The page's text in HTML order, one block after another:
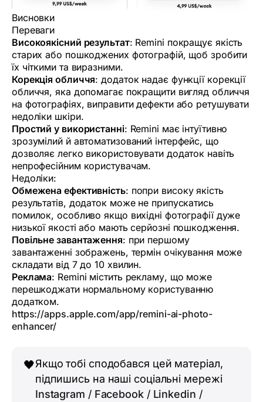
Висновки
Переваги
Високоякісний результат: Remini покращує якість
старих або пошкоджених фотографій, щоб зробити
їх чіткими та виразними.
Корекція обличчя: додаток надає функції корекції
обличчя, яка допомагає покращити вигляд обличчя
на фотографіях, виправити дефекти або ретушувати
недоліки шкіри.
Простий у використанні: Remini має інтуїтивно
зрозумілий й автоматизований інтерфейс, що
дозволяє легко використовувати додаток навіть
непрофесійним користувачам.
Недоліки:
Обмежена ефективність: попри високу якість
результатів, додаток може не припускатись
помилок, особливо якщо вихідні фотографії дуже
низької якості або мають серйозні пошкодження.
Повільне завантаження: при першому
завантаженні зображень, термін очікування може
складати від 7 до 10 хвилин.
Реклама: Remini містить рекламу, що може
перешкоджати нормальному користуванню
додатком.
https://apps.apple.com/app/remini-ai-photo-
enhancer/
🖤Якщо тобі сподобався цей матеріал,
підпишись на наші соціальні мережі
Instagram / Facebook/ Linkedin /